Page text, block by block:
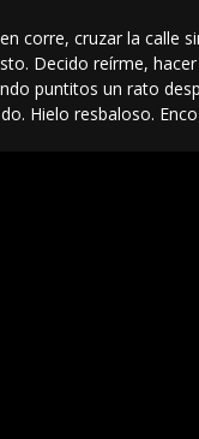
corre, cruzar la calle
Decido reírme,
puntitos un rato
Hielo resbaloso.